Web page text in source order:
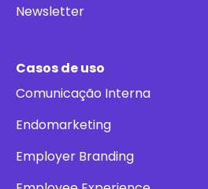
Newsletter
Casos de uso
Comunicação Interna
Endomarketing
Employer Branding